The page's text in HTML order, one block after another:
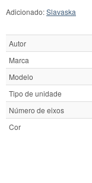
Adicionado:Slavaska
Autor
Marca
Modelo
Tipo de unidade
Número de eixos
Cor